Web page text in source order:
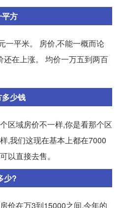
方
一平米。 房价,不能一概而论
还在上涨。 均价一万五到两百
少钱
区域房价不一样,你是看那个区
,我们这现在基本上都在7000
以直接去售。
少?
价在万3到15000之间,今年的